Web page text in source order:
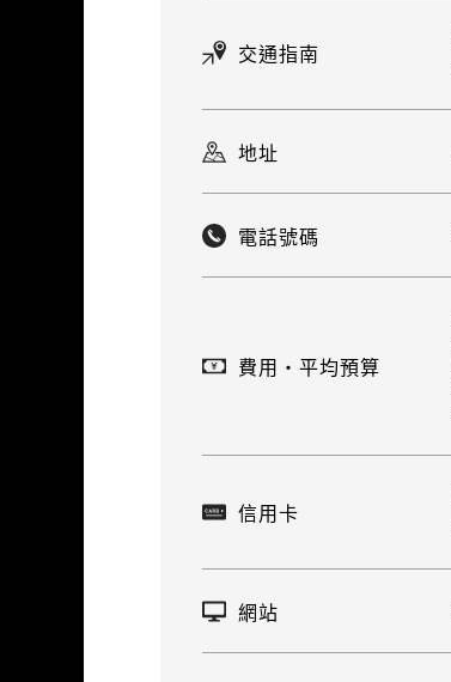
交通指南
地址
電話號碼
費用・平均預算
信用卡
網站